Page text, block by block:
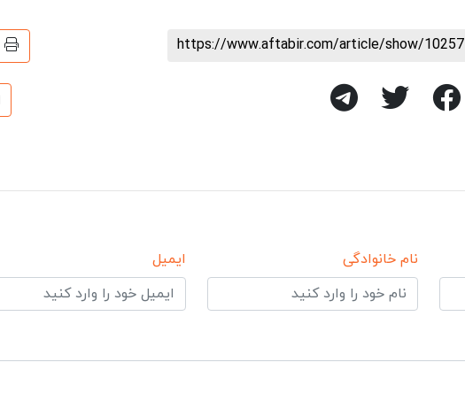
https://www.aftabir.com/article/show/10257
نام خانوادگی ایمیل